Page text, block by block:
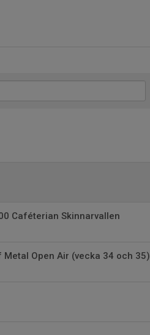
Caféterian Skinnarvallen
Open Air (vecka 34 och 35)